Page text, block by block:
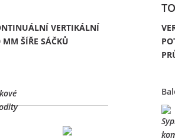
VERTIKÁLNÍ
ŠÍŘE SÁČKŮ